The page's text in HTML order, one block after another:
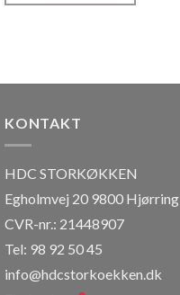
Mulighederne
på
varesiden
KONTAKT
HDC STORKØKKEN
Egholmvej 20 9800 Hjørring
CVR-nr.: 21448907
Tel: 98 92 50 45
info@hdcstorkoekken.dk